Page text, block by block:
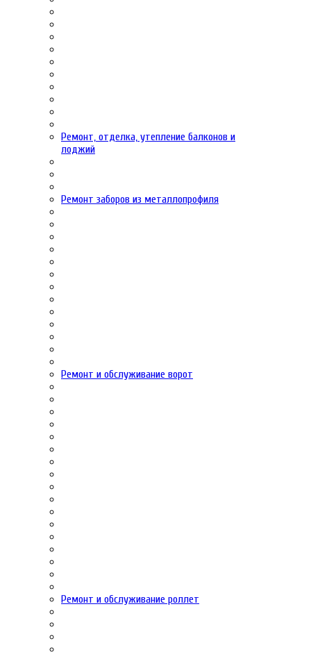
Ремонт, отделка, утепление балконов и
лоджий
Ремонт заборов из металлопрофиля
Ремонт и обслуживание ворот
Ремонт и обслуживание роллет